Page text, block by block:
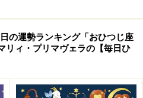
の運勢ランキング「おひつじ座
リィ・プリマヴェラの【毎日ひ